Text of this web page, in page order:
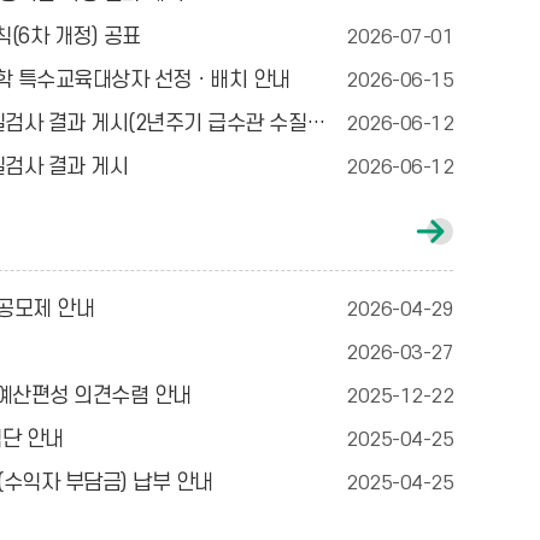
(6차 개정) 공표 2026-07-01
특수교육대상자 선정ㆍ배치 안내 2026-06-15
과 게시(2년주기 급수관 수질검사 결과 포함) 2026-06-12
사 결과 게시 2026-06-12
시
글
더
기
모제 안내
2026-04-29
2026-03-27
산편성 의견수렴 안내 2025-12-22
안내 2025-04-25
익자 부담금) 납부 안내 2025-04-25
가
정
통
신
문
게
시
글
보